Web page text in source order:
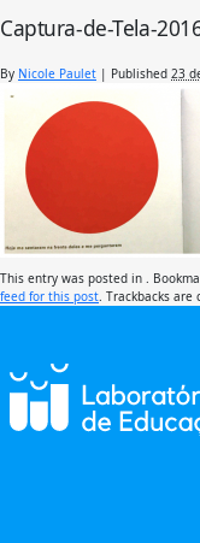
Captura-de-Tela-
By Nicole Paulet | Published 23
This entry was posted in .
feed for this post . Trackbacks